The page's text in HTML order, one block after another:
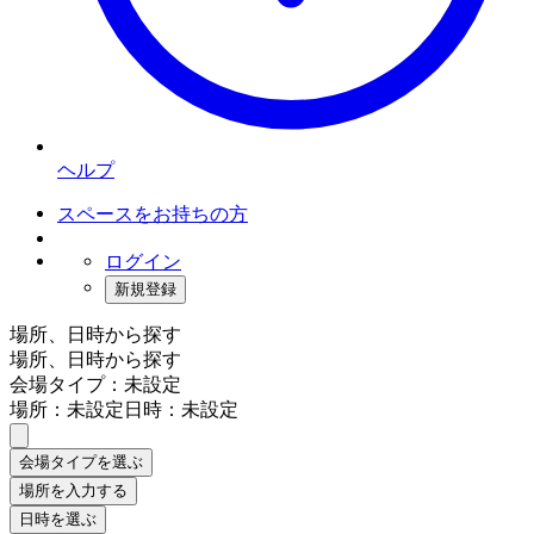
ヘルプ
スペースをお持ちの方
ログイン
新規登録
場所、日時から探す
場所、日時から探す
会場タイプ：未設定
場所：未設定日時：未設定
会場タイプを選ぶ
場所を入力する
日時を選ぶ